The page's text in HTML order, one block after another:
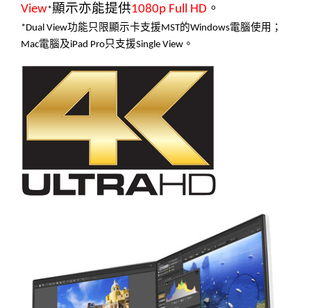
View*顯示亦能提供1080p Full HD 。
*Dual View功能只限顯示卡支援MST的Windows電腦使用；
Mac電腦及iPad Pro只支援Single View 。